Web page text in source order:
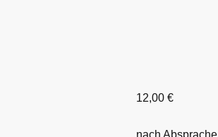
12,00 €
nach Absprache